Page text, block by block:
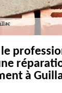
le
à